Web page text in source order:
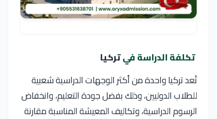
تكلفة الدراسة فيتركيا
تُعدتركياواحدة من أكثر الوجهات الدراسية شعبية
للطلاب الدوليين، وذلك بفضل جودة التعليم، وانخفاض
الرسوم الدراسية، وتكاليف المعيشة المناسبة مقارنة